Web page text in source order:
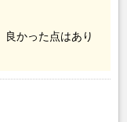
かった点はあり